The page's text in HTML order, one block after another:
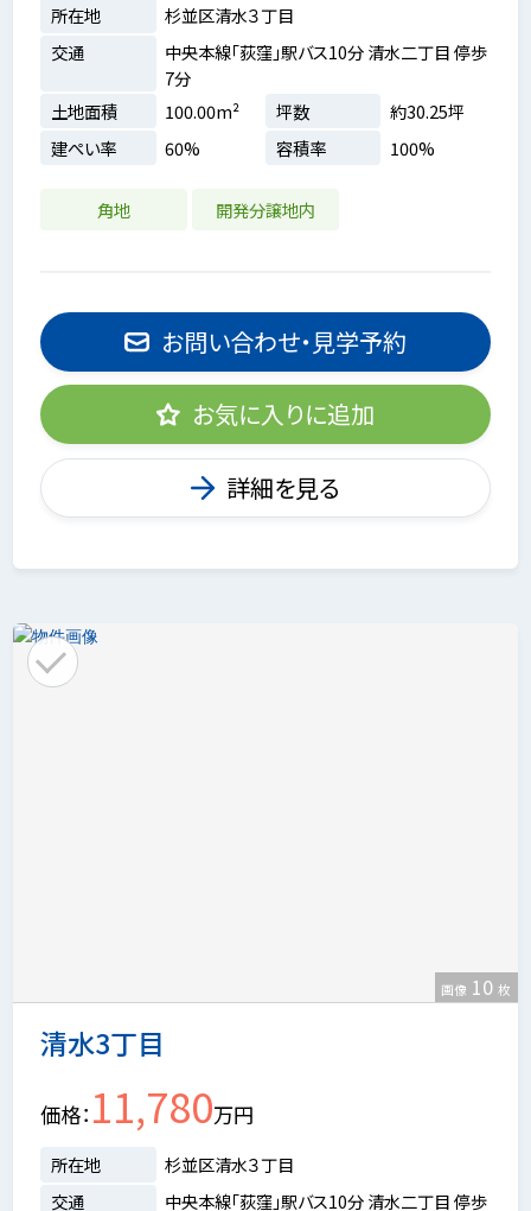
所在地
杉並区清水３丁目
交通
中央本線「荻窪」駅バス10分 清水二丁目 停歩
7分
土地面積
100.00m² 坪数
約30.25坪
建ぺい率
60% 容積率 100%
角地 開発分譲地内
お問い合わせ・見学予約
お気に入りに追加
詳細を見る
清水3丁目
画像 10 枚
価格 11,780万円
所在地
杉並区清水３丁目
交通
中央本線「荻窪」駅バス10分 清水二丁目 停歩